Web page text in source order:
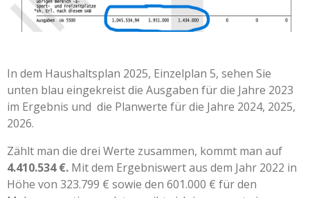
In dem Haushaltsplan 2025, Einzelplan 5, sehen Sie
unten blau eingekreist die Ausgaben für die Jahre 2023
im Ergebnis und die Planwerte für die Jahre 2024, 2025,
2026.
Zählt man die drei Werte zusammen, kommt man auf
4.410.534 €. Mit dem Ergebniswert aus dem Jahr 2022 in
Höhe von 323.799 € sowie den 601.000 € für den